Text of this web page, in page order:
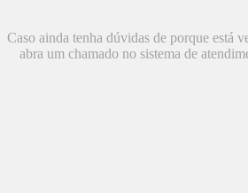
Caso ainda tenha dúvidas de porque está
abra um chamado no sistema de